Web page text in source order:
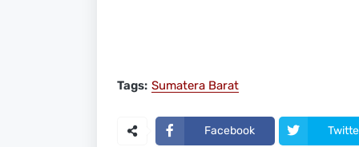
Tags: Sumatera Barat
Facebook